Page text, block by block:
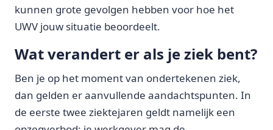
kunnen grote gevolgen hebben voor hoe het
UWV jouw situatie beoordeelt.
Wat verandert er als je ziek bent?
Ben je op het moment van ondertekenen ziek,
dan gelden er aanvullende aandachtspunten. In
de eerste twee ziektejaren geldt namelijk een